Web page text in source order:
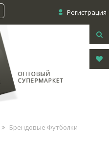
Регистрация
Брендовые Футболки